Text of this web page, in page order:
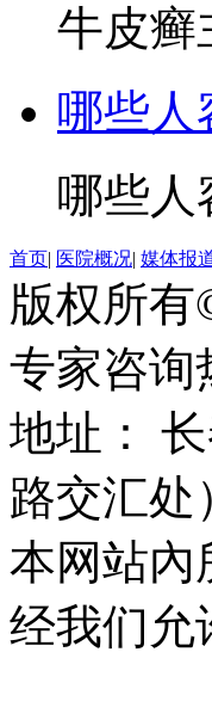
牛皮癣
哪些人
哪些人
首页| 医院概况| 媒体报
版权所
专家咨询
地址：
路交汇处
本网站內
经我们允